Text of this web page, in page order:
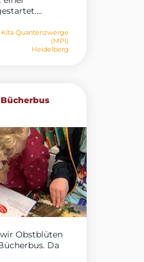
Kita Quantenzwerge
(MPI)
Heidelberg
Obstblüten
Da